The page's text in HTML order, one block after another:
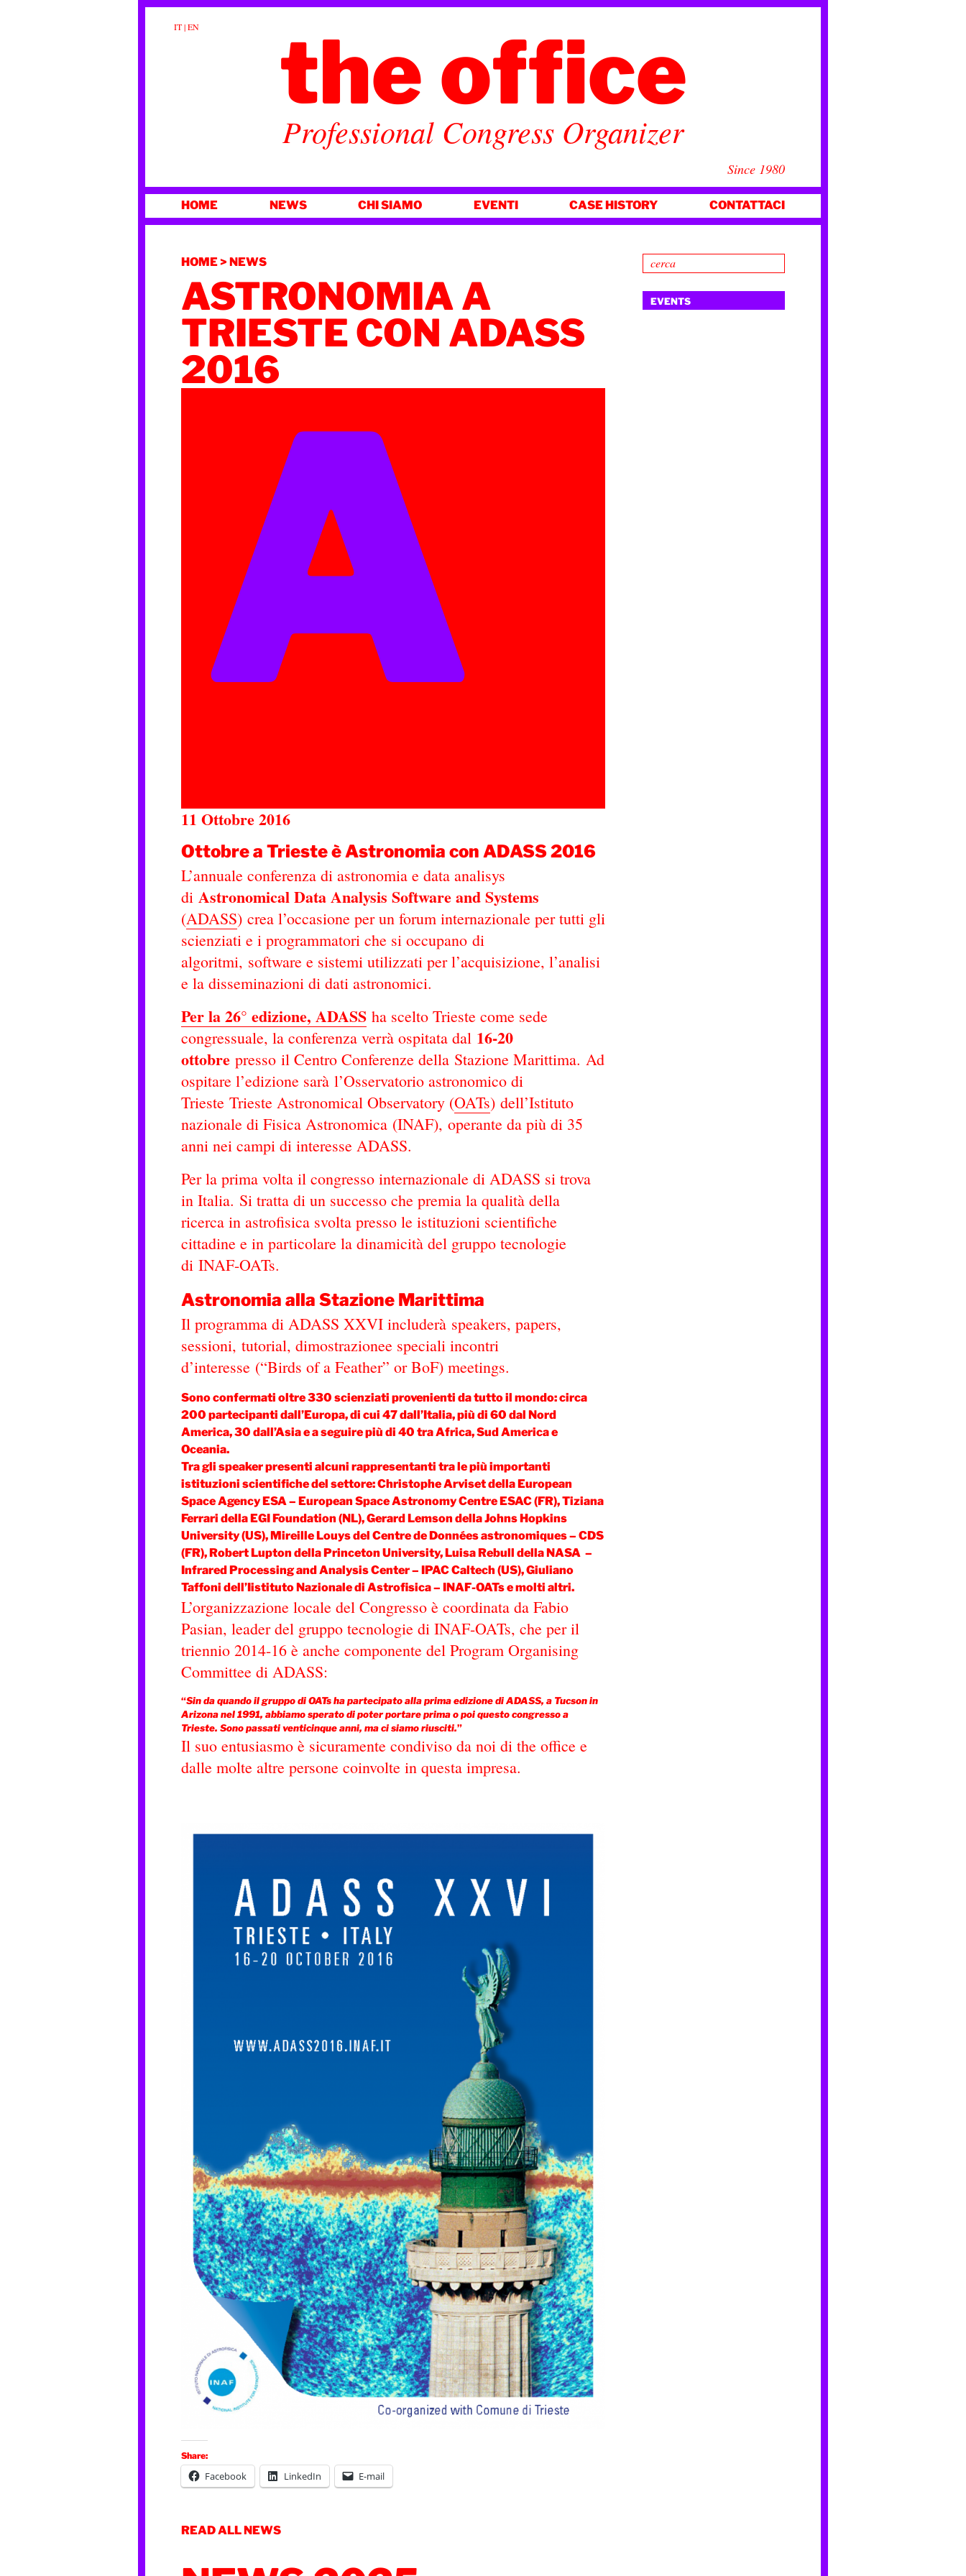
IT|EN the office
Professional Congress Organizer
Since 1980
AL
HOME NEWS CHI SIAMO EVENTI CASE HISTORY CONTATTACI
HOME> NEWS
ASTRONOMIA A
TRIESTE CON ADASS
2016
A
11 Ottobre 2016
Ottobre a Trieste è Astronomia con ADASS 2016
L’annuale conferenza di astronomia e data analisys
di Astronomical Data Analysis Software and Systems
(ADASS) crea l’occasione per un forum internazionale per tutti gli
scienziati e i programmatori che si occupano di
algoritmi, software e sistemi utilizzati per l’acquisizione, l’analisi
e la disseminazioni di dati astronomici.
Per la 26° edizione, ADASS ha scelto Trieste come sede
congressuale, la conferenza verrà ospitata dal 16-20
ottobre presso il Centro Conferenze della Stazione Marittima. Ad
ospitare l’edizione sarà l’Osservatorio astronomico di
Trieste Trieste Astronomical Observatory (OATs) dell’Istituto
nazionale di Fisica Astronomica (INAF), operante da più di 35
anni nei campi di interesse ADASS.
Per la prima volta il congresso internazionale di ADASS si trova
in Italia. Si tratta di un successo che premia la qualità della
ricerca in astrofisica svolta presso le istituzioni scientifiche
cittadine e in particolare la dinamicità del gruppo tecnologie
di INAF-OATs.
Astronomia alla Stazione Marittima
Il programma di ADASS XXVI includerà speakers, papers,
sessioni, tutorial, dimostrazionee speciali incontri
d’interesse (“Birds of a Feather” or BoF) meetings.
Sono confermati oltre 330 scienziati provenienti da tutto il mondo: circa
200 partecipanti dall’Europa, di cui 47 dall’Italia, più di 60 dal Nord
America, 30 dall’Asia e a seguire più di 40 tra Africa, Sud America e
Oceania.
Tra gli speaker presenti alcuni rappresentanti tra le più importanti
istituzioni scientifiche del settore: Christophe Arviset della European
Space Agency ESA – European Space Astronomy Centre ESAC (FR), Tiziana
Ferrari della EGI Foundation (NL), Gerard Lemson della Johns Hopkins
University (US), Mireille Louys del Centre de Données astronomiques – CDS
(FR), Robert Lupton della Princeton University, Luisa Rebull della NASA –
Infrared Processing and Analysis Center – IPAC Caltech (US), Giuliano
Taffoni dell’Iistituto Nazionale di Astrofisica – INAF-OATs e molti altri.
L’organizzazione locale del Congresso è coordinata da Fabio
Pasian, leader del gruppo tecnologie di INAF-OATs, che per il
triennio 2014-16 è anche componente del Program Organising
Committee di ADASS:
“Sin da quando il gruppo di OATs ha partecipato alla prima edizione di ADASS, a Tucson in
Arizona nel 1991, abbiamo sperato di poter portare prima o poi questo congresso a
Trieste. Sono passati venticinque anni, ma ci siamo riusciti.”
Il suo entusiasmo è sicuramente condiviso da noi di the office e
dalle molte altre persone coinvolte in questa impresa.
Share:
Facebook LinkedIn E-mail
READ ALL NEWS
EVENTS